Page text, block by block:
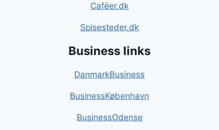
Caféer.dk
Spisesteder.dk
Business links
DanmarkBusiness
BusinessKøbenhavn
BusinessOdense